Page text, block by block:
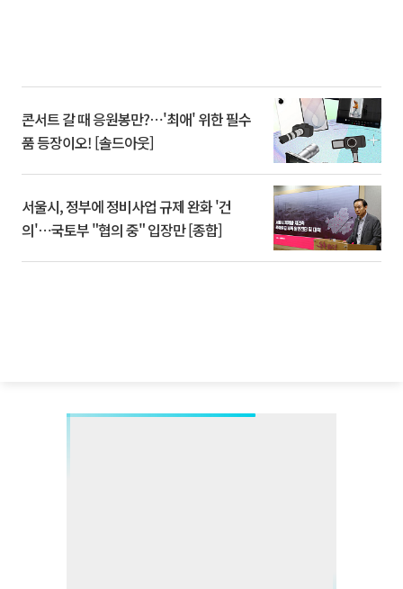
콘서트 갈 때 응원봉만?⋯'최애' 위한 필수
품 등장이오! [솔드아웃]
서울시, 정부에 정비사업 규제 완화 '건
의'⋯국토부 "협의 중" 입장만 [종합]